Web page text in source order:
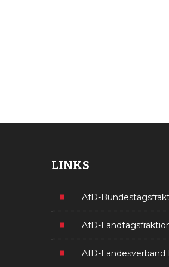
LINKS
AfD-
AfD-
AfD-Landesverband